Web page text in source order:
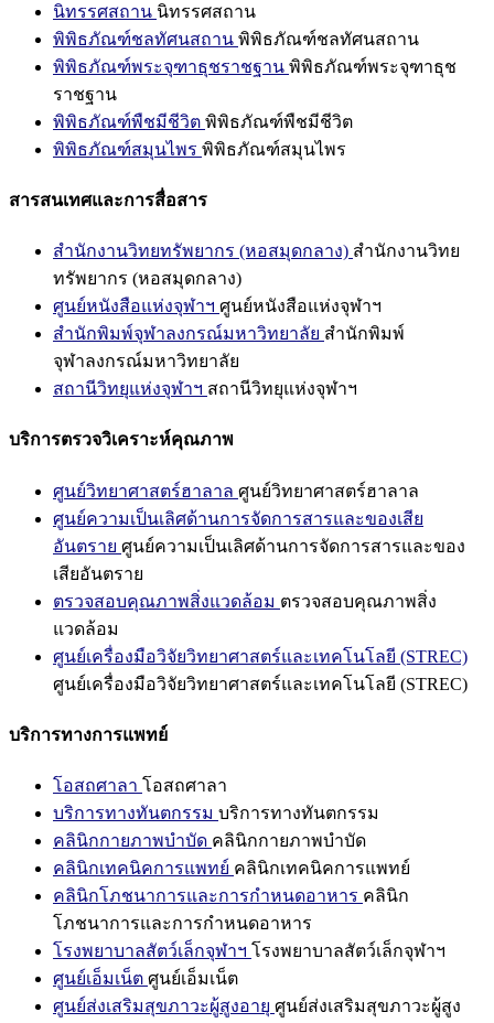
นิทรรศสถาน นิทรรศสถาน
พิพิธภัณฑ์ชลทัศนสถาน พิพิธภัณฑ์ชลทัศนสถาน
พิพิธภัณฑ์พระจุฑาธุชราชฐาน พิพิธภัณฑ์พระจุฑาธุช
ราชฐาน
พิพิธภัณฑ์พืชมีชีวิต พิพิธภัณฑ์พืชมีชีวิต
พิพิธภัณฑ์สมุนไพร พิพิธภัณฑ์สมุนไพร
สารสนเทศและการสื่อสาร
สำนักงานวิทยทรัพยากร (หอสมุดกลาง) สำนักงานวิทย
ทรัพยากร (หอสมุดกลาง)
ศูนย์หนังสือแห่งจุฬาฯ ศูนย์หนังสือแห่งจุฬาฯ
สำนักพิมพ์จุฬาลงกรณ์มหาวิทยาลัย สำนักพิมพ์
จุฬาลงกรณ์มหาวิทยาลัย
สถานีวิทยุแห่งจุฬาฯ สถานีวิทยุแห่งจุฬาฯ
บริการตรวจวิเคราะห์คุณภาพ
ศูนย์วิทยาศาสตร์ฮาลาล ศูนย์วิทยาศาสตร์ฮาลาล
ศูนย์ความเป็นเลิศด้านการจัดการสารและของเสีย
อันตราย ศูนย์ความเป็นเลิศด้านการจัดการสารและของ
เสียอันตราย
ตรวจสอบคุณภาพสิ่งแวดล้อม ตรวจสอบคุณภาพสิ่ง
แวดล้อม
ศูนย์เครื่องมือวิจัยวิทยาศาสตร์และเทคโนโลยี (STREC)
ศูนย์เครื่องมือวิจัยวิทยาศาสตร์และเทคโนโลยี (STREC)
บริการทางการแพทย์
โอสถศาลา โอสถศาลา
บริการทางทันตกรรม บริการทางทันตกรรม
คลินิกกายภาพบำบัด คลินิกกายภาพบำบัด
คลินิกเทคนิคการแพทย์ คลินิกเทคนิคการแพทย์
คลินิกโภชนาการและการกำหนดอาหาร คลินิก
โภชนาการและการกำหนดอาหาร
โรงพยาบาลสัตว์เล็กจุฬาฯ โรงพยาบาลสัตว์เล็กจุฬาฯ
ศูนย์เอ็มเน็ต ศูนย์เอ็มเน็ต
ศูนย์ส่งเสริมสุขภาวะผู้สูงอายุ ศูนย์ส่งเสริมสุขภาวะผู้สูง